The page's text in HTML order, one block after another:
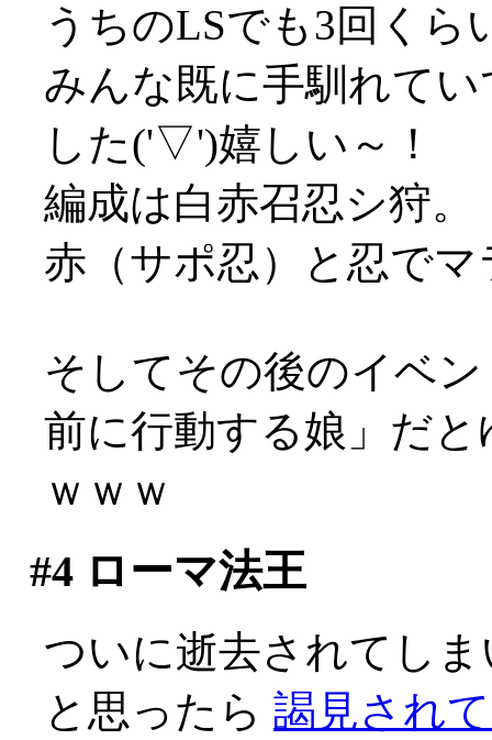
うちのLSでも3回くら
みんな既に手馴れて
した('▽')嬉しい～！
編成は白赤召忍シ狩。
赤（サポ忍）と忍で
そしてその後のイベ
前に行動する娘」だ
ｗｗｗ
#4ローマ法王
ついに逝去されてし
と思ったら 謁見され